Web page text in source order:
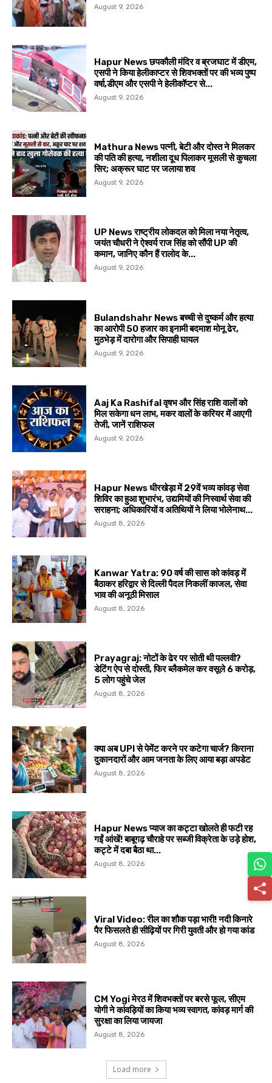
August 9, 2026
Hapur News छपकौली मंदिर व ब्रजघाट में डीएम,
एसपी ने किया हेलीकाप्टर से शिवभक्तों पर की भव्य पुष्प
वर्षा,डीएम और एसपी ने हेलीकॉप्टर से...
August 9, 2026
Mathura News पत्नी, बेटी और दोस्त ने मिलकर
की पति की हत्या, नशीला दूध पिलाकर मूसली से कुचला
सिर; अक्रूर घाट पर जलाया शव
August 9, 2026
UP News राष्ट्रीय लोकदल को मिला नया नेतृत्व,
जयंत चौधरी ने ऐश्वर्य राज सिंह को सौंपी UP की
कमान, जानिए कौन हैं रालोद के...
August 9, 2026
Bulandshahr News बच्ची से दुष्कर्म और हत्या
का आरोपी 50 हजार का इनामी बदमाश मोनू ढेर,
मुठभेड़ में दारोगा और सिपाही घायल
August 9, 2026
Aaj Ka Rashifal वृषभ और सिंह राशि वालों को
मिल सकेगा धन लाभ, मकर वालों के करियर में आएगी
तेजी, जानें राशिफल
August 9, 2026
Hapur News धीरखेड़ा में 29वें भव्य कांवड़ सेवा
शिविर का हुआ शुभारंभ, उद्यमियों की निस्वार्थ सेवा की
सराहना; अधिकारियों व अतिथियों ने लिया भोलेनाथ...
August 8, 2026
Kanwar Yatra: 90 वर्ष की सास को कांवड़ में
बैठाकर हरिद्वार से दिल्ली पैदल निकलीं काजल, सेवा
भाव की अनूठी मिसाल
August 8, 2026
Prayagraj: नोटों के ढेर पर सोती थी पल्लवी?
डेटिंग ऐप से दोस्ती, फिर ब्लैकमेल कर वसूले ₹6 करोड़,
5 लोग पहुंचे जेल
August 8, 2026
क्या अब UPI से पेमेंट करने पर कटेगा चार्ज? किराना
दुकानदारों और आम जनता के लिए आया बड़ा अपडेट
August 8, 2026
Hapur News प्याज का कट्टा खोलते ही फटी रह
गईं आंखें! बाबूगढ़ चौराहे पर सब्जी विक्रेता के उड़े होश,
कट्टे में दबा बैठा था...
August 8, 2026
Viral Video: रील का शौक पड़ा भारी! नदी किनारे
पैर फिसलते ही सीढ़ियों पर गिरी युवती और हो गया कांड
August 8, 2026
CM Yogi मेरठ में शिवभक्तों पर बरसे फूल, सीएम
योगी ने कांवड़ियों का किया भव्य स्वागत, कांवड़ मार्ग की
सुरक्षा का लिया जायजा
August 8, 2026
Load more